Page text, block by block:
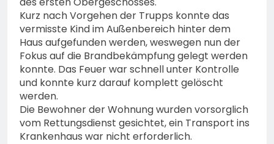
Kurz nach Vorgehen der Trupps konnte das
vermisste Kind im Außenbereich hinter dem
Haus aufgefunden werden, weswegen nun der
Fokus auf die Brandbekämpfung gelegt werden
konnte. Das Feuer war schnell unter Kontrolle
und konnte kurz darauf komplett gelöscht
werden.
Die Bewohner der Wohnung wurden vorsorglich
vom Rettungsdienst gesichtet, ein Transport ins
Krankenhaus war nicht erforderlich.